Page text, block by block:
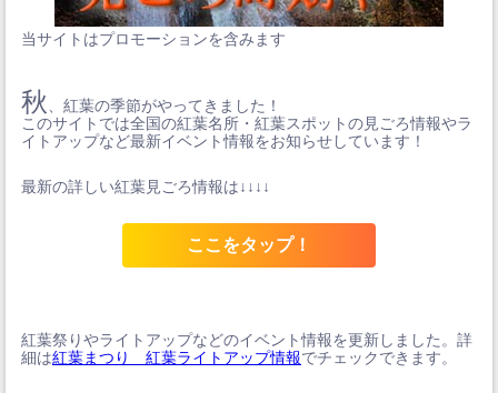
当サイトはプロモーションを含みます
秋
、紅葉の季節がやってきました！
このサイトでは全国の紅葉名所・紅葉スポットの見ごろ情報やラ
イトアップなど最新イベント情報をお知らせしています！
最新の詳しい紅葉見ごろ情報は↓↓↓↓
ここをタップ！
紅葉祭りやライトアップなどのイベント情報を更新しました。詳
細は紅葉まつり 紅葉ライトアップ情報でチェックできます。